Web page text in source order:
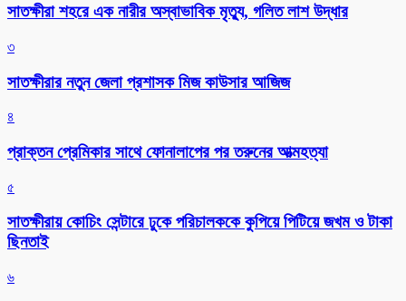
সাতক্ষীরা শহরে এক নারীর অস্বাভাবিক মৃত্যু, গলিত লাশ উদ্ধার
৩
সাতক্ষীরার নতুন জেলা প্রশাসক মিজ কাউসার আজিজ
৪
প্রাক্তন প্রেমিকার সাথে ফোনালাপের পর তরুনের আত্মহত্যা
৫
সাতক্ষীরায় কোচিং সেন্টারে ঢুকে পরিচালককে কুপিয়ে পিটিয়ে জখম ও টাকা
ছিনতাই
৬